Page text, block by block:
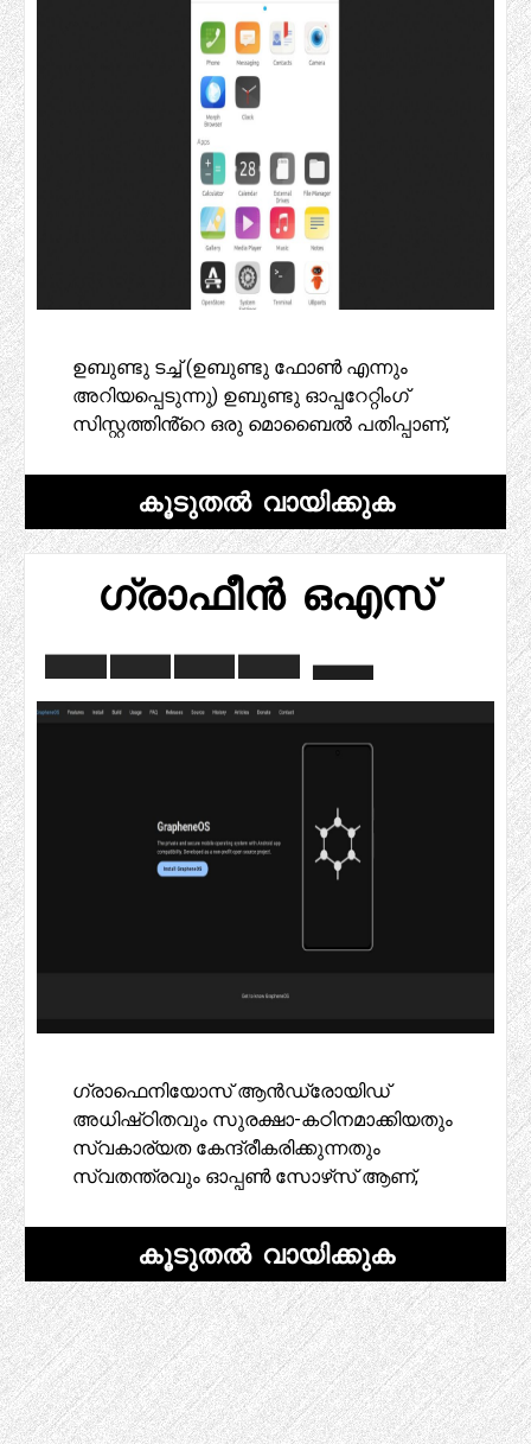
ഉബുണ്ടു ടച്ച് (ഉബുണ്ടു ഫോൺ എന്നും
അറിയപ്പെടുന്നു) ഉബുണ്ടു ഓപ്പറേറ്റിംഗ്
സിസ്റ്റത്തിൻ്റെ ഒരു മൊബൈൽ പതിപ്പാണ്,
കൂടുതൽ വായിക്കുക
ഗ്രാഫീൻ ഒഎസ്
ഗ്രാഫെനിയോസ് ആൻഡ്രോയിഡ്
അധിഷ്‌ഠിതവും സുരക്ഷാ-കഠിനമാക്കിയതും
സ്വകാര്യത കേന്ദ്രീകരിക്കുന്നതും
സ്വതന്ത്രവും ഓപ്പൺ സോഴ്‌സ് ആണ്,
കൂടുതൽ വായിക്കുക